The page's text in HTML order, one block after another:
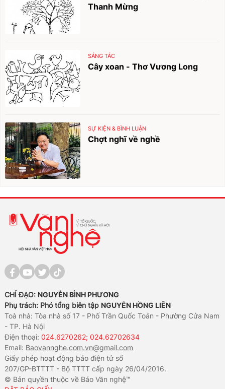
Thanh Mừng
SÁNG TÁC
Cây xoan - Thơ Vương Long
SỰ KIỆN & BÌNH LUẬN
Chợt nghĩ về nghề
CHỈ ĐẠO: NGUYỄN BÌNH PHƯƠNG
Phụ trách: Phó tổng biên tập NGUYỄN HỒNG LIÊN
Toà nhà: Tòa nhà số 17 - Phố Trần Quốc Toản - Phường Cửa Nam
- TP. Hà Nội
Điện thoại:024.6270262; 024.62702634
Email: Baovannghe.com.vn@gmail.com
Giấy phép hoạt động báo điện tử số
207/GP-BTTTT - Bộ TTTT cấp ngày 26/04/2016.
© Bản quyền thuộc về Báo Văn nghệ™